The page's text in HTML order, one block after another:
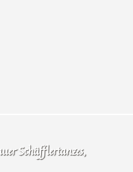
Schäfflertanzes,